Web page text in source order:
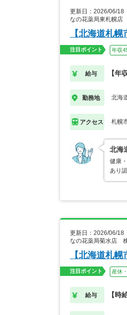
更新日：2026/06/18
なの花薬局東札幌店
【北海道札
注目ポイント 年収
給与 【年
勤務地 北海
アクセス 札幌
北海
健康
あり
更新日：2026/06/18
なの花薬局菊水店
【北海道札
注目ポイント 産休
給与 【時